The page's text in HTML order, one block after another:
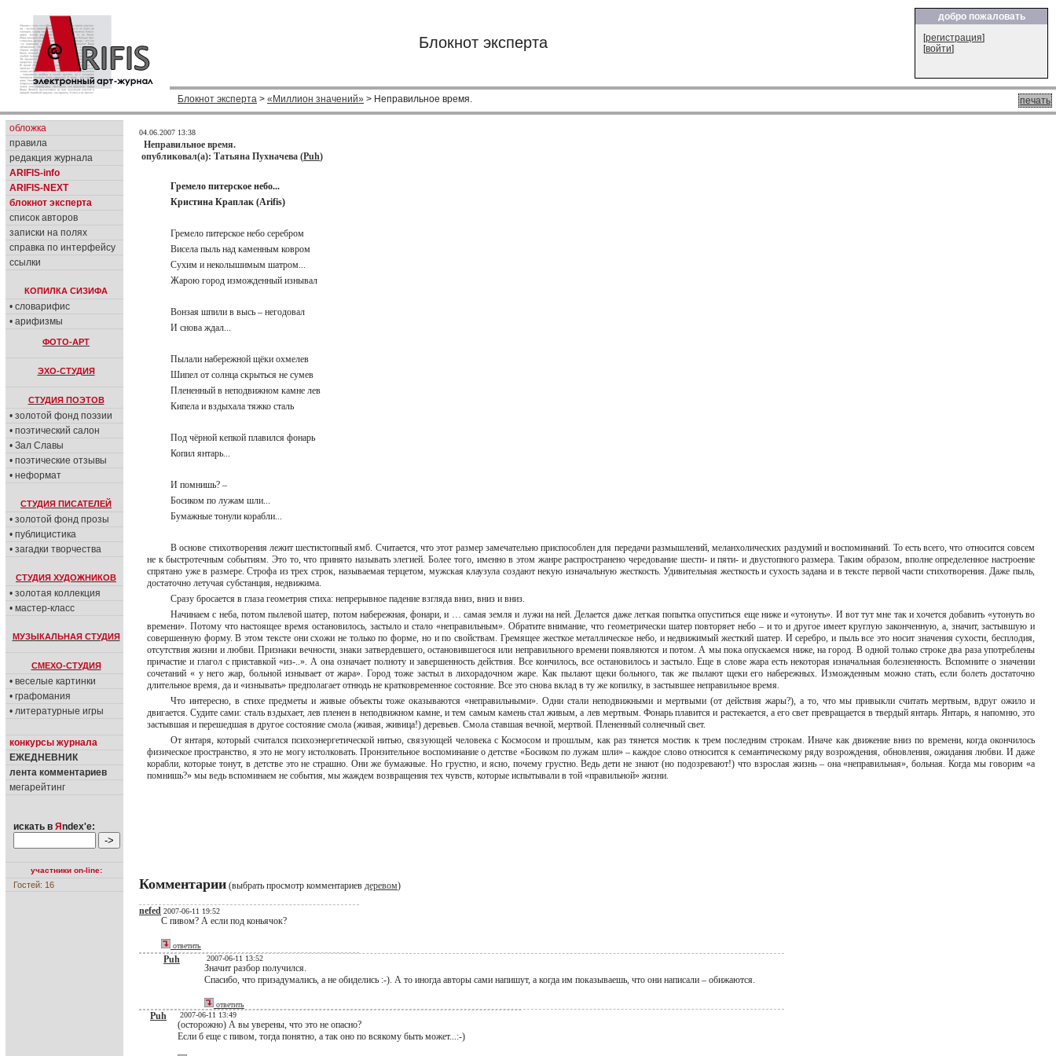
Блокнот эксперта
добро пожаловать
[регистрация]
[войти]
печать
Блокнот эксперта > «Миллион значений» > Неправильное время.
обложка
правила
редакция журнала
ARIFIS-info
ARIFIS-NEXT
блокнот эксперта
список авторов
записки на полях
справка по интерфейсу
ссылки
КОПИЛКА СИЗИФА
• словарифис
• арифизмы
ФОТО-АРТ
ЭХО-СТУДИЯ
СТУДИЯ ПОЭТОВ
• золотой фонд поэзии
• поэтический салон
• Зал Славы
• поэтические отзывы
• неформат
СТУДИЯ ПИСАТЕЛЕЙ
• золотой фонд прозы
• публицистика
• загадки творчества
СТУДИЯ ХУДОЖНИКОВ
• золотая коллекция
• мастер-класс
МУЗЫКАЛЬНАЯ СТУДИЯ
СМЕХО-СТУДИЯ
• веселые картинки
• графомания
• литературные игры
конкурсы журнала
ЕЖЕДНЕВНИК
лента комментариев
мегарейтинг
искать в Я ndex'е:
участники on-line:
Гостей: 16
04.06.2007 13:38
Неправильное время.
опубликовал(а): Татьяна Пухначева (Puh)
Гремело питерское небо...
Кристина Краплак (Arifis)
Гремело питерское небо серебром
Висела пыль над каменным ковром
Сухим и неколышимым шатром...
Жарою город изможденный изнывал
Вонзая шпили в высь – негодовал
И снова ждал...
Пылали набережной щёки охмелев
Шипел от солнца скрыться не сумев
Плененный в неподвижном камне лев
Кипела и вздыхала тяжко сталь
Под чёрной кепкой плавился фонарь
Копил янтарь...
И помнишь? –
Босиком по лужам шли...
Бумажные тонули корабли...
В основе стихотворения лежит шестистопный ямб. Считается, что этот размер замечательно приспособлен для передачи размышлений, меланхолических раздумий и воспоминаний. То есть всего, что относится совсем
не к быстротечным событиям. Это то, что принято называть элегией. Более того, именно в этом жанре распространено чередование шести- и пяти- и двустопного размера. Таким образом, вполне определенное настроение
спрятано уже в размере. Строфа из трех строк, называемая терцетом, мужская клаузула создают некую изначальную жесткость. Удивительная жесткость и сухость задана и в тексте первой части стихотворения. Даже пыль,
достаточно летучая субстанция, недвижима.
Сразу бросается в глаза геометрия стиха: непрерывное падение взгляда вниз, вниз и вниз.
Начинаем с неба, потом пылевой шатер, потом набережная, фонари, и … самая земля и лужи на ней. Делается даже легкая попытка опуститься еще ниже и «утонуть». И вот тут мне так и хочется добавить «утонуть во
времени». Потому что настоящее время остановилось, застыло и стало «неправильным». Обратите внимание, что геометрически шатер повторяет небо – и то и другое имеет круглую законченную, а, значит, застывшую и
совершенную форму. В этом тексте они схожи не только по форме, но и по свойствам. Гремящее жесткое металлическое небо, и недвижимый жесткий шатер. И серебро, и пыль все это носит значения сухости, бесплодия,
отсутствия жизни и любви. Признаки вечности, знаки затвердевшего, остановившегося или неправильного времени появляются и потом. А мы пока опускаемся ниже, на город. В одной только строке два раза употреблены
причастие и глагол с приставкой «из-..». А она означает полноту и завершенность действия. Все кончилось, все остановилось и застыло. Еще в слове жара есть некоторая изначальная болезненность. Вспомните о значении
сочетаний « у него жар, больной изнывает от жара». Город тоже застыл в лихорадочном жаре. Как пылают щеки больного, так же пылают щеки его набережных. Изможденным можно стать, если болеть достаточно
длительное время, да и «изнывать» предполагает отнюдь не кратковременное состояние. Все это снова вклад в ту же копилку, в застывшее неправильное время.
Что интересно, в стихе предметы и живые объекты тоже оказываются «неправильными». Одни стали неподвижными и мертвыми (от действия жары?), а то, что мы привыкли считать мертвым, вдруг ожило и
двигается. Судите сами: сталь вздыхает, лев пленен в неподвижном камне, и тем самым камень стал живым, а лев мертвым. Фонарь плавится и растекается, а его свет превращается в твердый янтарь. Янтарь, я напомню, это
застывшая и перешедшая в другое состояние смола (живая, живица!) деревьев. Смола ставшая вечной, мертвой. Плененный солнечный свет.
От янтаря, который считался психоэнергетической нитью, связующей человека с Космосом и прошлым, как раз тянется мостик к трем последним строкам. Иначе как движение вниз по времени, когда окончилось
физическое пространство, я это не могу истолковать. Пронзительное воспоминание о детстве «Босиком по лужам шли» – каждое слово относится к семантическому ряду возрождения, обновления, ожидания любви. И даже
корабли, которые тонут, в детстве это не страшно. Они же бумажные. Но грустно, и ясно, почему грустно. Ведь дети не знают (но подозревают!) что взрослая жизнь – она «неправильная», больная. Когда мы говорим «а
помнишь?» мы ведь вспоминаем не события, мы жаждем возвращения тех чувств, которые испытывали в той «правильной» жизни.
Комментарии (выбрать просмотр комментариев деревом)
nefed 2007-06-11 19:52
С пивом? А если под коньячок?
ответить
Puh 2007-06-11 13:52
Значит разбор получился.
Спасибо, что призадумались, а не обиделись :-). А то иногда авторы сами напишут, а когда им показываешь, что они написали – обижаются.
ответить
Puh 2007-06-11 13:49
(осторожно) А вы уверены, что это не опасно?
Если б еще с пивом, тогда понятно, а так оно по всякому быть может...:-)